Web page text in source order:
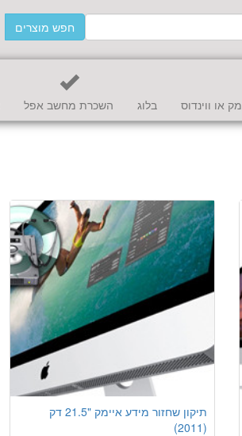
חפש מוצרים
מק או ווינדוס בלוג השכרת מחשב אפל
תיקון שחזור מידע איימק "21.5 דק
(2011)